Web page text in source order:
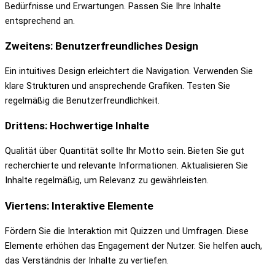
Bedürfnisse und Erwartungen. Passen Sie Ihre Inhalte
entsprechend an.
Zweitens: Benutzerfreundliches Design
Ein intuitives Design erleichtert die Navigation. Verwenden Sie
klare Strukturen und ansprechende Grafiken. Testen Sie
regelmäßig die Benutzerfreundlichkeit.
Drittens: Hochwertige Inhalte
Qualität über Quantität sollte Ihr Motto sein. Bieten Sie gut
recherchierte und relevante Informationen. Aktualisieren Sie
Inhalte regelmäßig, um Relevanz zu gewährleisten.
Viertens: Interaktive Elemente
Fördern Sie die Interaktion mit Quizzen und Umfragen. Diese
Elemente erhöhen das Engagement der Nutzer. Sie helfen auch,
das Verständnis der Inhalte zu vertiefen.